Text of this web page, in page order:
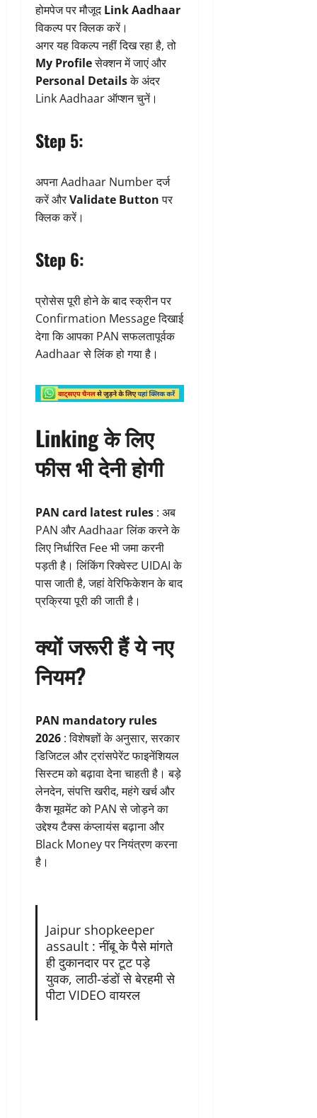
होमपेज पर मौजूदLink Aadhaar
विकल्प पर क्लिक करें।
अगर यह विकल्प नहीं दिख रहा है, तो
My Profileसेक्शन में जाएं और
Personal Detailsके अंदर
Link Aadhaar ऑप्शन चुनें।
Step 5:
अपना Aadhaar Number दर्ज
करें औरValidate Buttonपर
क्लिक करें।
Step 6:
प्रोसेस पूरी होने के बाद स्क्रीन पर
Confirmation Message दिखाई
देगा कि आपका PAN सफलतापूर्वक
Aadhaar से लिंक हो गया है।
Linking के लिए
फीस भी देनी होगी
PAN card latest rules : अब
PAN और Aadhaar लिंक करने के
लिए निर्धारित Fee भी जमा करनी
पड़ती है। लिंकिंग रिक्वेस्ट UIDAI के
पास जाती है, जहां वेरिफिकेशन के बाद
प्रक्रिया पूरी की जाती है।
क्यों जरूरी हैं ये नए
नियम?
PAN mandatory rules
2026 : विशेषज्ञों के अनुसार, सरकार
डिजिटल और ट्रांसपेरेंट फाइनेंशियल
सिस्टम को बढ़ावा देना चाहती है। बड़े
लेनदेन, संपत्ति खरीद, महंगे खर्च और
कैश मूवमेंट को PAN से जोड़ने का
उद्देश्य टैक्स कंप्लायंस बढ़ाना और
Black Money पर नियंत्रण करना
है।
Jaipur shopkeeper
assault : नींबू के पैसे मांगते
ही दुकानदार पर टूट पड़े
युवक, लाठी-डंडों से बेरहमी से
पीटा VIDEO वायरल